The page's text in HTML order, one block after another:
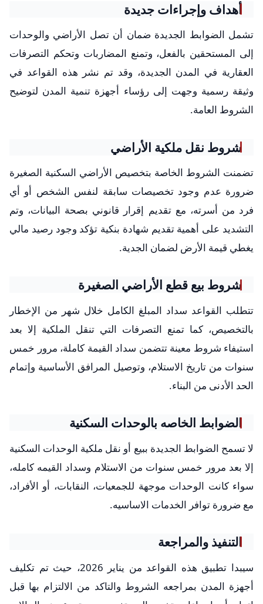
أهداف وإجراءات جديدة
تشمل الضوابط الجديدة ضمان أن تصل الأراضي والوحدات
إلى المستحقين بالفعل، وتمنع المضاربات وتحكم التصرفات
العقارية في المدن الجديدة، وقد تم نشر هذه القواعد في
وثيقة رسمية وجهت إلى رؤساء أجهزة تنمية المدن لتوضيح
الشروط العامة.
شروط نقل ملكية الأراضي
تضمنت الشروط الخاصة بتخصيص الأراضي السكنية الصغيرة
ضرورة عدم وجود تخصيصات سابقة لنفس الشخص أو أي
فرد من أسرته، مع تقديم إقرار قانوني بصحة البيانات، وتم
التشديد على أهمية تقديم شهادة بنكية تؤكد وجود رصيد مالي
يغطي قيمة الأرض لضمان الجدية.
شروط بيع قطع الأراضي الصغيرة
تتطلب القواعد سداد المبلغ الكامل خلال شهر من الإخطار
بالتخصيص، كما تمنع التصرفات التي تنقل الملكية إلا بعد
استيفاء شروط معينة تتضمن سداد القيمة كاملة، مرور خمس
سنوات من تاريخ الاستلام، وتوصيل المرافق الأساسية وإتمام
الحد الأدنى من البناء.
الضوابط الخاصه بالوحدات السكنية
لا تسمح الضوابط الجديدة ببيع أو نقل ملكية الوحدات السكنية
إلا بعد مرور خمس سنوات من الاستلام وسداد القيمه كامله،
سواء كانت الوحدات موجهة للجمعيات، النقابات، أو الأفراد،
مع ضرورة توافر الخدمات الاساسيه.
التنفيذ والمراجعة
سيبدا تطبيق هذه القواعد من يناير 2026، حيث تم تكليف
أجهزة المدن بمراجعه الشروط والتاكد من الالتزام بها قبل